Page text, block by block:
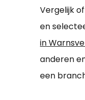
Vergelijk
en
in
anderen
een